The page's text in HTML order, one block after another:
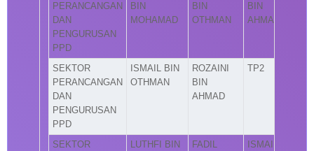
PERANCANGAN
DAN
PENGURUSAN
PPD
BIN
MOHAMAD
BIN
OTHMAN
BIN
AHMAD
SEKTOR
PERANCANGAN
DAN
PENGURUSAN
PPD
ISMAIL BIN
OTHMAN
ROZAINI
BIN
AHMAD
TP2
SEKTOR
LUTHFI BIN
FADIL
ISMAIL